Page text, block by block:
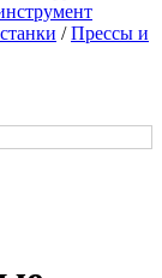
/Прессы и